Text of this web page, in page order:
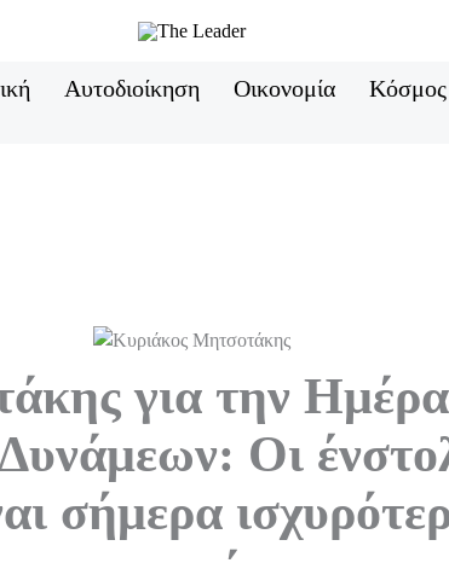
Αυτοδιοίκηση Οικονομία Κόσμος
για την
Οι
σήμερα